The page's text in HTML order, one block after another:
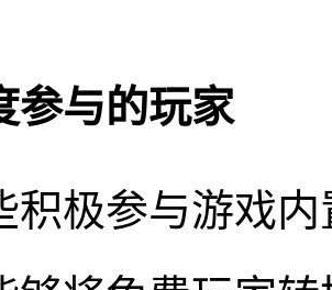
参与的玩家
积极参与游戏